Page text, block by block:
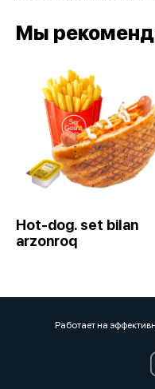
Мы
Hot-dog. set bilan
arzonroq
Работает на